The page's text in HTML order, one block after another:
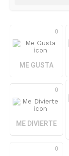
0
ME GUSTA
0
ME DIVIERTE
0